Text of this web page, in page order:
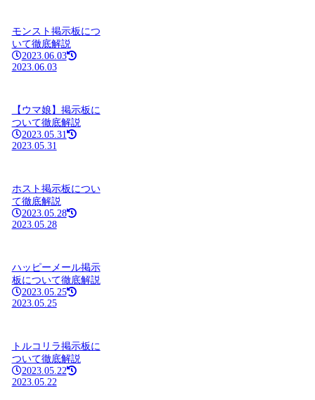
モンスト掲示板につ
いて徹底解説
2023.06.03
2023.06.03
【ウマ娘】掲示板に
ついて徹底解説
2023.05.31
2023.05.31
ホスト掲示板につい
て徹底解説
2023.05.28
2023.05.28
ハッピーメール掲示
板について徹底解説
2023.05.25
2023.05.25
トルコリラ掲示板に
ついて徹底解説
2023.05.22
2023.05.22